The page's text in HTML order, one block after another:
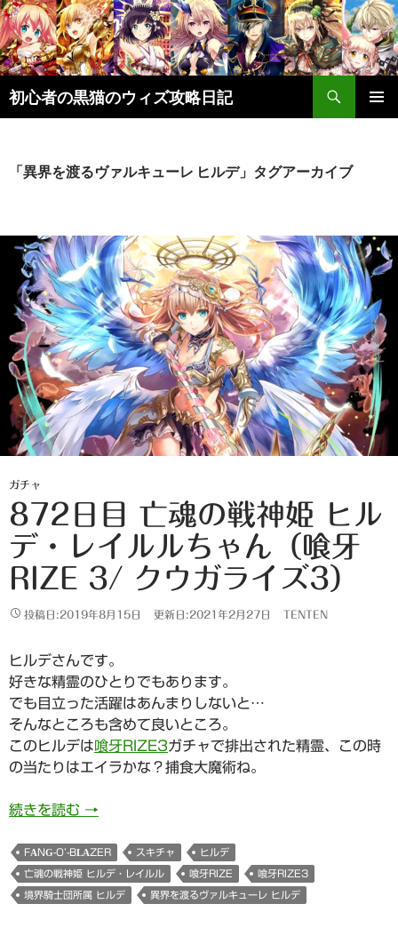
初心者の黒猫のウィズ攻略日記
検
索
ン
キ
「異界を渡るヴァルキューレ ヒルデ」タグアーカイブ
ガチャ
872日目 亡魂の戦神姫 ヒル
デ・レイルルちゃん（喰牙
RIZE 3/ クウガライズ3）
投稿日:2019年8月15日 更新日:2021年2月27日 TENTEN
ヒルデさんです。
好きな精霊のひとりでもあります。
でも目立った活躍はあんまりしないと…
そんなところも含めて良いところ。
このヒルデは喰牙RIZE3ガチャで排出された精霊、この時
の当たりはエイラかな？捕食大魔術ね。
続きを読む 872日目 亡魂の戦神姫 ヒルデ・レイルルちゃ
→
FANG-O’-BLAZER スキチャ ヒルデ
亡魂の戦神姫 ヒルデ・レイルル 喰牙RIZE 喰牙RIZE3
境界騎士団所属 ヒルデ 異界を渡るヴァルキューレ ヒルデ